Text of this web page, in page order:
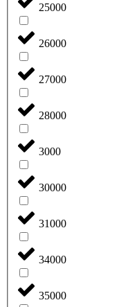
25000
26000
27000
28000
3000
30000
31000
34000
35000